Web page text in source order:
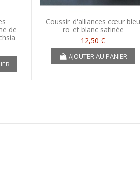
de
Coussin d'alliances cœur bleu
roi et blanc satinée
12,50 €
AJOUTER AU PANIER